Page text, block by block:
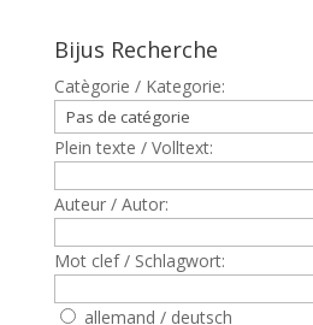
Bijus Recherche
Catègorie / Kategorie:
Plein texte / Volltext:
Auteur / Autor:
Mot clef / Schlagwort:
allemand / deutsch